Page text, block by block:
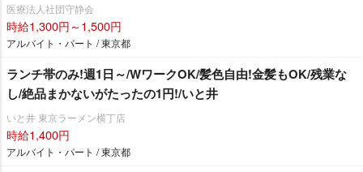
医療法人社団守静会
時給1,300円～1,500円
アルバイト・パート / 東京都
ランチ帯のみ!週1日～/WワークOK/髪色自由!金髪もOK/残業な
し/絶品まかないがたったの1円!/いと井
いと井 東京ラーメン横丁店
時給1,400円
アルバイト・パート / 東京都